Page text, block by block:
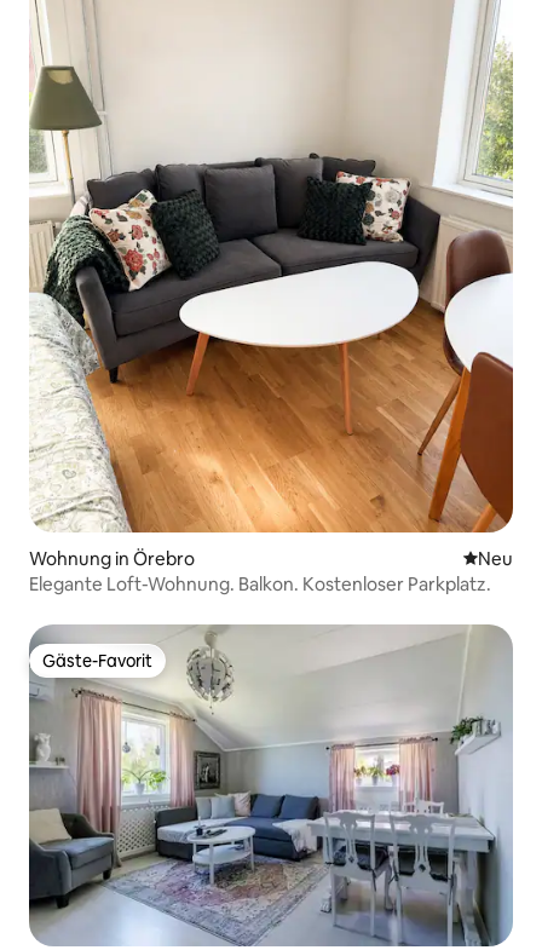
Wohnung in Örebro Neue
Neu
Elegante Loft-Wohnung. Balkon. Kostenloser Parkplatz.
Gäste-Favorit
Gäste-Favorit